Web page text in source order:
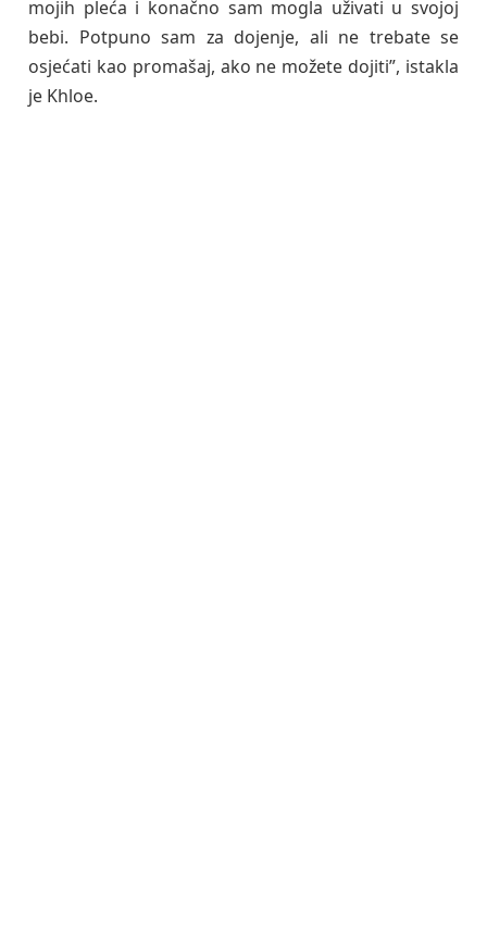
mojih pleća i konačno sam mogla uživati u svojoj
bebi. Potpuno sam za dojenje, ali ne trebate se
osjećati kao promašaj, ako ne možete dojiti”, istakla
je Khloe.